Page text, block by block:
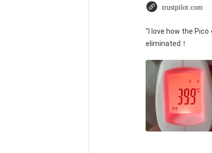
trustpilot.com
"I love how the
eliminated！